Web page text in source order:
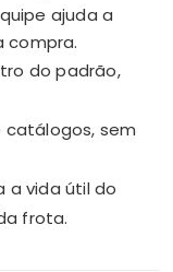
ajuda a
compra.
do padrão,
sem
a vida útil do
frota.